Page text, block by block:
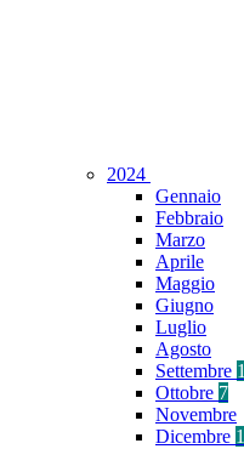
2024
Gennaio
Febbraio
Marzo
Aprile
Maggio
Giugno
Luglio
Agosto
Settembre 1
Ottobre 7
Novembre
Dicembre 1